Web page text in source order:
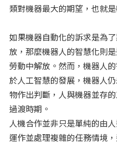
類對機器最大的期望，也就
如果機器自動化的訴求是為
放，那麼機器人的智慧化則
勞動中解放。然而，機器人
於人工智慧的發展，機器人
物作出判斷，人與機器並存
過渡時期。
人機合作並非只是單純的由
運作並處理複雜的任務情境